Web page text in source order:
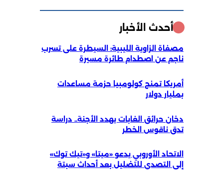
أحدث الأخبار
مصفاة الزاوية الليبية: السيطرة على تسرب
ناجم عن اصطدام طائرة مسيرة
أمريكا تمنح كولومبيا حزمة مساعدات
بمليار دولار
دخان حرائق الغابات يهدد الأجنة.. دراسة
تدق ناقوس الخطر
الاتحاد الأوروبي يدعو «ميتا» و«تيك توك»
إلى التصدي للتضليل بعد أحداث سبتة